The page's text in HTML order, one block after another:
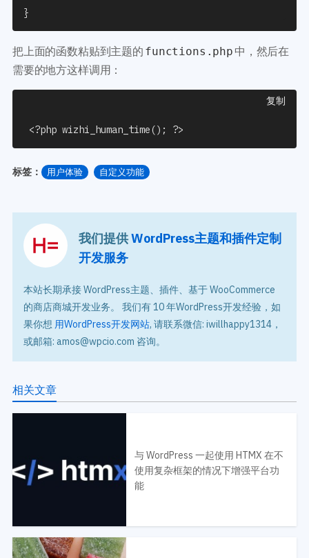
}
把上面的函数粘贴到主题的 functions.php 中，然后在
需要的地方这样调用：
<?php wizhi_human_time(); ?>
复制
标签： 用户体验 自定义功能
我们提供WordPress主题和插件定制
开发服务
本站长期承接 WordPress主题、插件、基于 WooCommerce
的商店商城开发业务。 我们有 10 年WordPress开发经验，如
果你想 用WordPress开发网站, 请联系微信: iwillhappy1314，
或邮箱: amos@wpcio.com 咨询。
相关文章
与 WordPress 一起使用 HTMX 在不
使用复杂框架的情况下增强平台功
能